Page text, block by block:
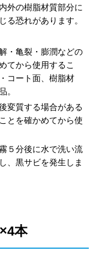
外の樹脂材質部分に
る恐れがあります。
・亀裂・膨潤などの
てから使用するこ
コート面、樹脂材
。
変質する場合がある
とを確かめてから使
５分後に水で洗い流
、黒サビを発生しま
本